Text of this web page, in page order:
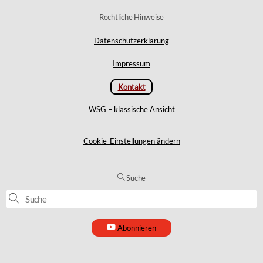
Rechtliche Hinweise
Datenschutzerklärung
Impressum
Kontakt
WSG – klassische Ansicht
Cookie-Einstellungen ändern
Suche
Abonnieren
WSG-Radio
Podcast
Übersetzung
WSG – klassische Ansicht